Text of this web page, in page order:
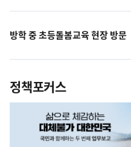
방학 중 초등돌봄교육 현장 방문
정책포커스